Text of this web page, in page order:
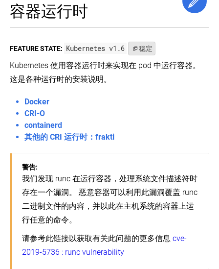
simple
Kubernetes
World" for
Node.js.
Kubernetes。
你甚至可以
帮助贡献文
想要修改 Kubernetes 的核心源代码？
在 GitHub 上查看
差
Kubernetes
说
明
和
版
差
Release
Notes
版
本
及
版
本
倾
斜
持
略
使
创
建
一
个
境
生
产
环
境
容
器
行
时
容器运行时
FEATURE STATE: Kubernetes v1.6 稳定
Kubernetes 使用容器运行时来实现在 pod 中运行容器。
这是各种运行时的安装说明。
Docker
CRI-O
containerd
其他的 CRI 运行时：frakti
警告:
我们发现 runc 在运行容器，处理系统文件描述符时
存在一个漏洞。 恶意容器可以利用此漏洞覆盖 runc
二进制文件的内容，并以此在主机系统的容器上运
行任意的命令。
请参考此链接以获取有关此问题的更多信息 cve-
2019-5736 : runc vulnerability